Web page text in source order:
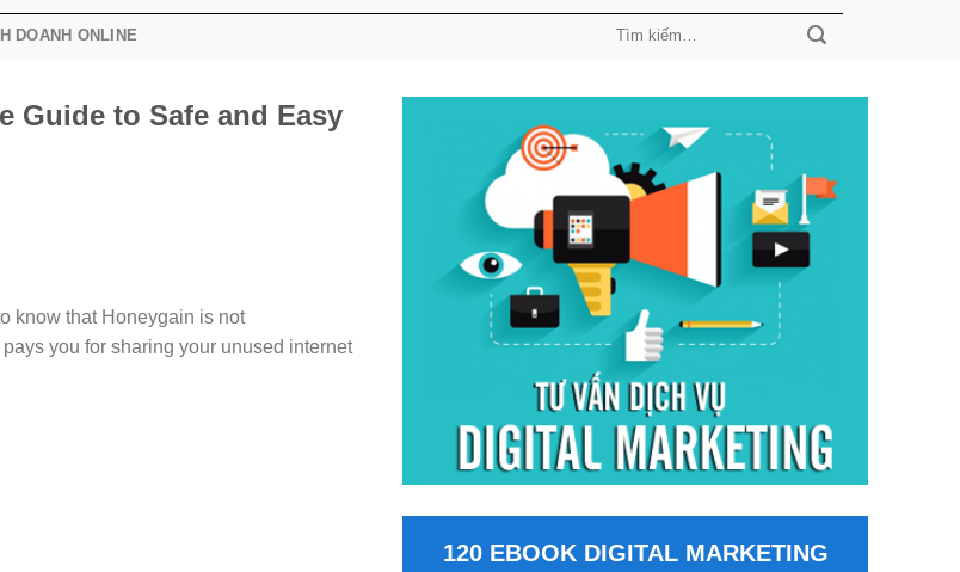
DOANH ONLINE
Guide to Safe and Easy
know that Honeygain is not
you for sharing your unused internet
120 EBOOK DIGITAL MARKETING